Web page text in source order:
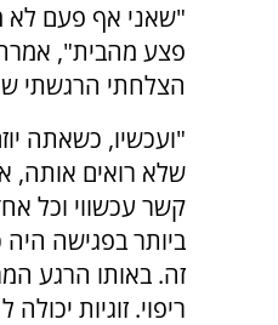
"שאני אף פעם לא
פצע מהבית",
הצלחתי הרגשתי
"ועכשיו, כשאתה
שלא רואים אותה,
קשר עכשווי וכל
ביותר בפגישה
זה. באותו הרגע
ריפוי. זוגיות